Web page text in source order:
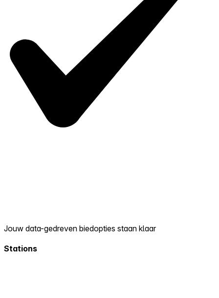
Jouw data-gedreven biedopties staan klaar
Stations